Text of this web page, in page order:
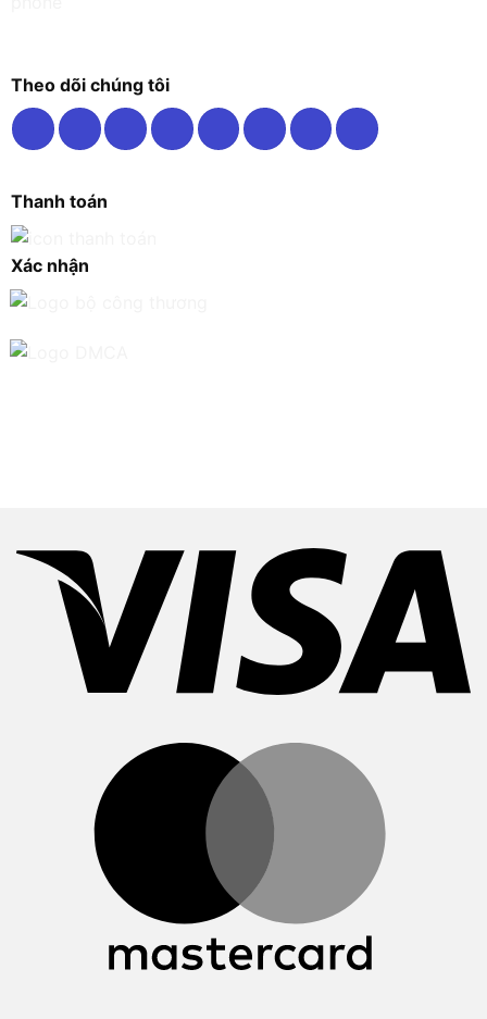
Theo dõi chúng tôi
Thanh toán
Xác nhận